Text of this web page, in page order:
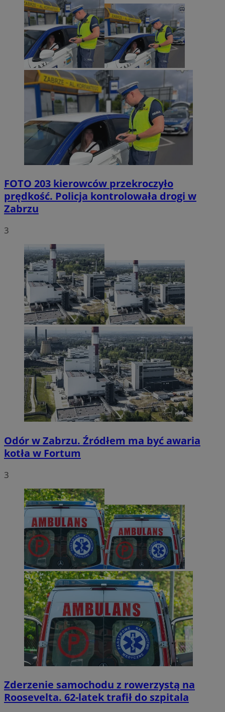
FOTO 203 kierowców przekroczyło
prędkość. Policja kontrolowała drogi w
Zabrzu
3
Odór w Zabrzu. Źródłem ma być awaria
kotła w Fortum
3
Zderzenie samochodu z rowerzystą na
Roosevelta. 62-latek trafił do szpitala